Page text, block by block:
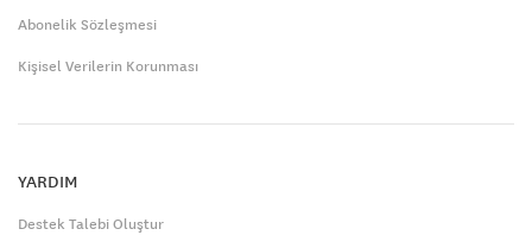
Abonelik Sözleşmesi
Kişisel Verilerin Korunması
YARDIM
Destek Talebi Oluştur